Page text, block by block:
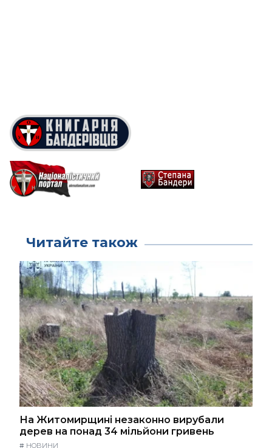
Читайте також
На Житомирщині незаконно вирубали
дерев на понад 34 мільйони гривень
# НОВИНИ